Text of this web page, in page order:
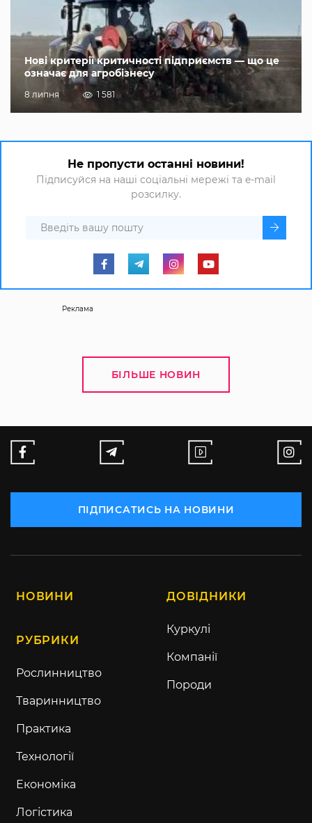
Нові критерії критичності підприємств — що це
означає для агробізнесу
8 липня 1 581
Не пропусти останні новини!
Підписуйся на наші соціальні мережі та e-mail
розсилку.
Реклама
БІЛЬШЕ НОВИН
ПІДПИСАТИСЬ НА НОВИНИ
НОВИНИ
РУБРИКИ
Рослинництво
Тваринництво
Практика
Технології
Економіка
Логістика
ДОВІДНИКИ
Куркулі
Компанії
Породи